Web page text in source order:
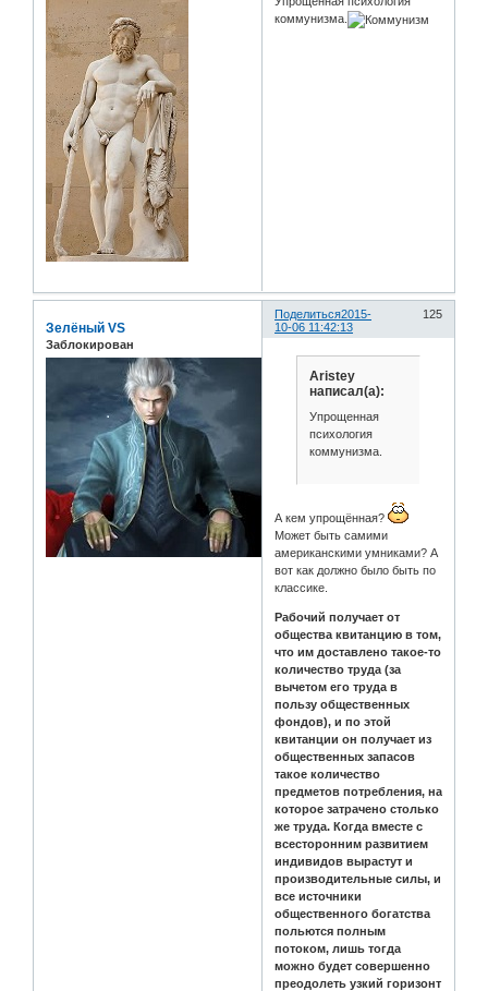
коммунизма.
Поделиться 125
2015-
10-06 11:42:13
Зелёный VS
Заблокирован
Aristey
написал(а):
Упрощенная
психология
коммунизма.
А кем упрощённая?
Может быть самими
американскими умниками? А
вот как должно было быть по
классике.
Рабочий получает от
общества квитанцию в том,
что им доставлено такое-то
количество труда (за
вычетом его труда в
пользу общественных
фондов), и по этой
квитанции он получает из
общественных запасов
такое количество
предметов потребления, на
которое затрачено столько
же труда. Когда вместе с
всесторонним развитием
индивидов вырастут и
производительные силы, и
все источники
общественного богатства
польются полным
потоком, лишь тогда
можно будет совершенно
преодолеть узкий горизонт